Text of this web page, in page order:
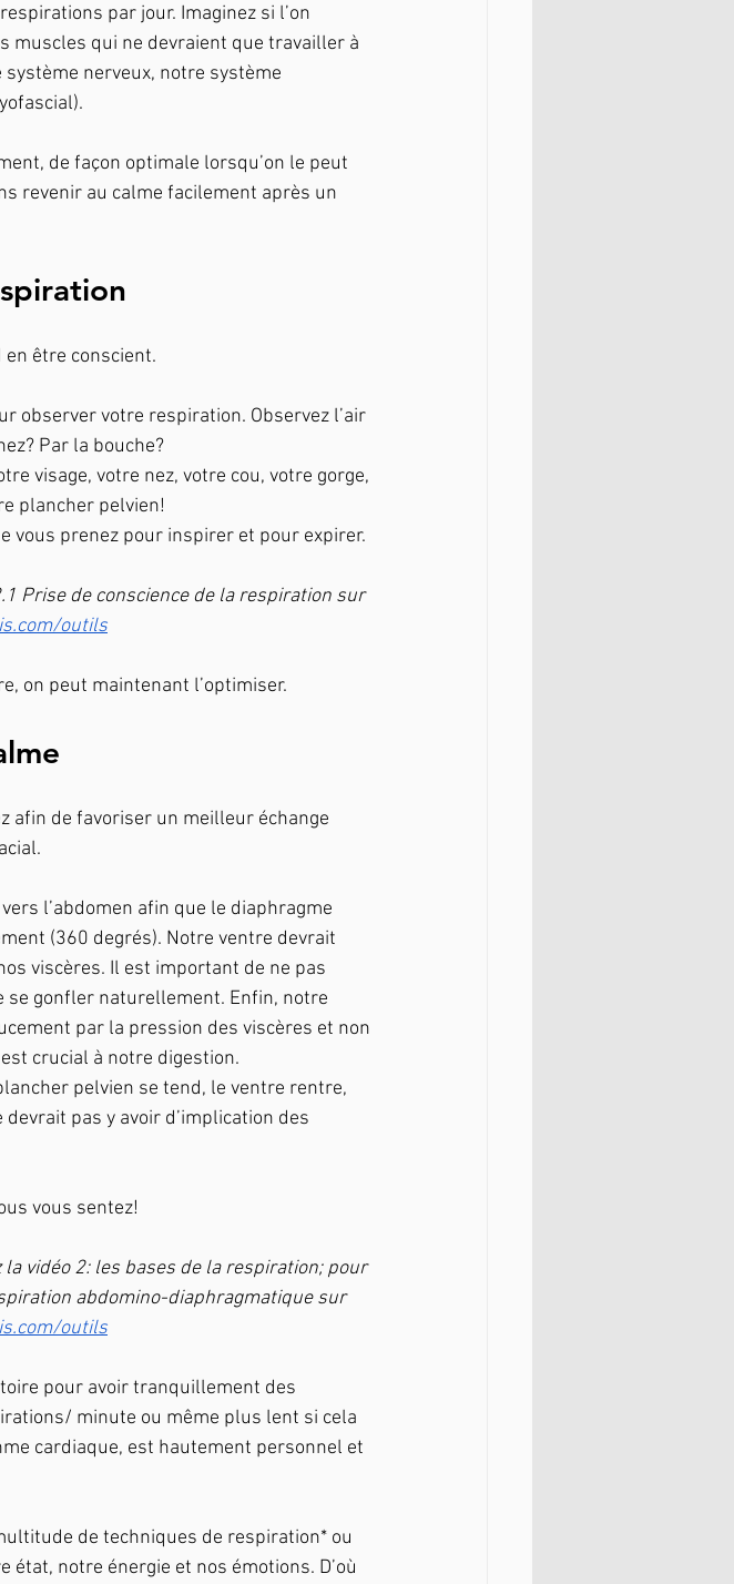
par jour. Imaginez si l’on
muscles qui ne devraient que travailler à
système nerveux, notre système
de façon optimale lorsqu’on le peut
revenir au calme facilement après un
être conscient.
observer votre respiration. Observez l’air
Par la bouche?
visage, votre nez, votre cou, votre gorge,
plancher pelvien!
vous prenez pour inspirer et pour expirer.
Prise de conscience de la respiration sur
outils
on peut maintenant l’optimiser.
afin de favoriser un meilleur échange
l’abdomen afin que le diaphragme
(360 degrés). Notre ventre devrait
viscères. Il est important de ne pas
se gonfler naturellement. Enfin, notre
par la pression des viscères et non
crucial à notre digestion.
pelvien se tend, le ventre rentre,
pas y avoir d’implication des
vous sentez!
vidéo 2: les bases de la respiration; pour
abdomino-diaphragmatique sur
outils
pour avoir tranquillement des
minute ou même plus lent si cela
cardiaque, est hautement personnel et
de techniques de respiration* ou
notre énergie et nos émotions. D’où